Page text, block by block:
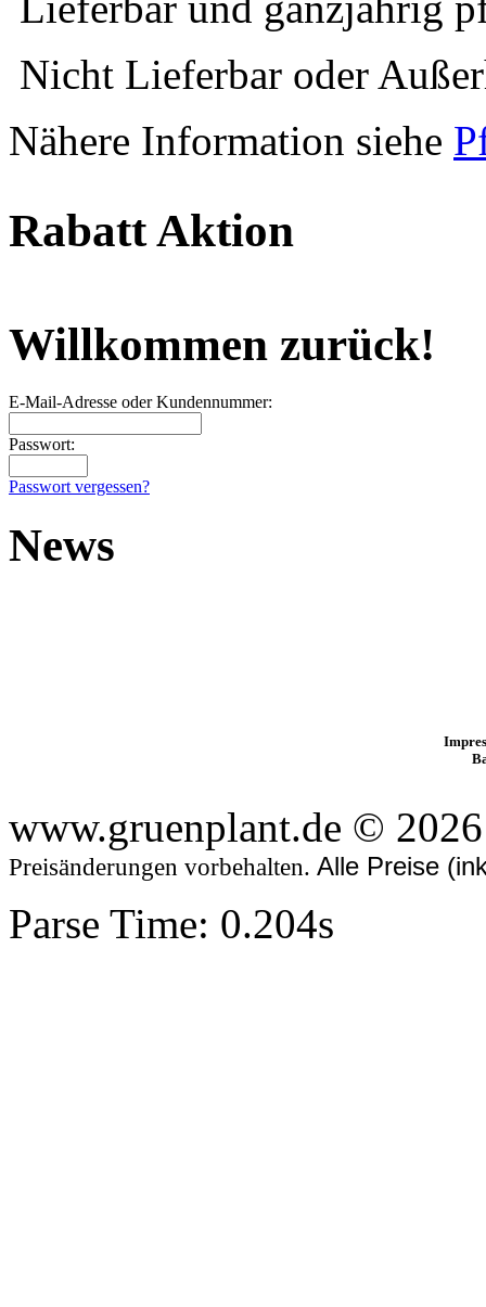
Nicht Lieferbar oder
Nähere Information siehe
Rabatt Aktion
Willkommen zurück!
E-Mail-Adresse oder Kundennummer:
Passwort:
Passwort vergessen?
News
www.gruenplant.de ©
Preisänderungen vorbehalten. Alle Preise
Parse Time: 0.204s